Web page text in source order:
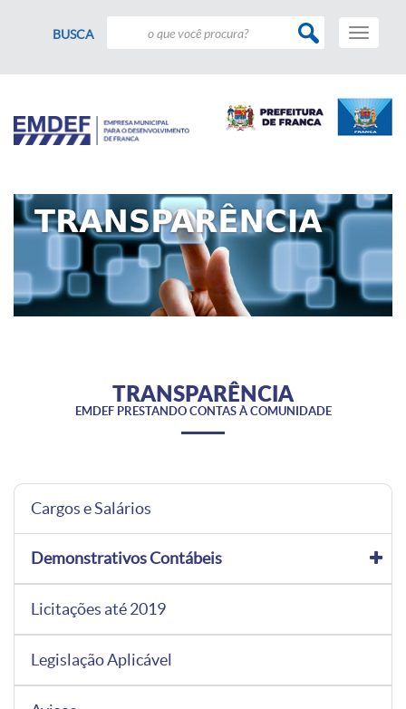
BUSCA
Toggle
TRANSPARÊNCIA
EMDEF PRESTANDO CONTAS À COMUNIDADE
Cargos e Salários
Demonstrativos Contábeis
Licitações até 2019
Legislação Aplicável